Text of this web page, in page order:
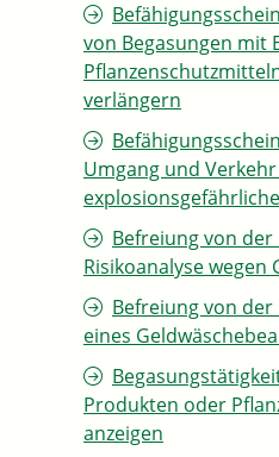
von Begasungen mit
verlängern
Umgang und
Befreiung von
Risikoanalyse wegen
Befreiung von
eines
Produkten oder
anzeigen